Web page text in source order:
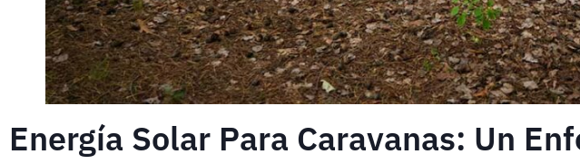
Energía Solar Para Caravanas: Un